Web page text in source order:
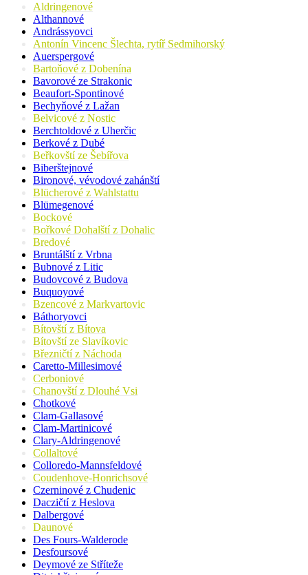
Aldringenové
Althannové
Andrássyovci
Antonín Vincenc Šlechta, rytíř Sedmihorský
Auerspergové
Bartoňové z Dobenína
Bavorové ze Strakonic
Beaufort-Spontinové
Bechyňové z Lažan
Belvicové z Nostic
Berchtoldové z Uherčic
Berkové z Dubé
Beřkovští ze Šebířova
Biberštejnové
Bironové, vévodové zahánští
Blücherové z Wahlstattu
Blümegenové
Bockové
Bořkové Dohalští z Dohalic
Bredové
Bruntálští z Vrbna
Bubnové z Litic
Budovcové z Budova
Buquoyové
Bzencové z Markvartovic
Báthoryovci
Bítovští z Bítova
Bítovští ze Slavíkovic
Březničtí z Náchoda
Caretto-Millesimové
Cerboniové
Chanovští z Dlouhé Vsi
Chotkové
Clam-Gallasové
Clam-Martinicové
Clary-Aldringenové
Collaltové
Colloredo-Mannsfeldové
Coudenhove-Honrichsové
Czerninové z Chudenic
Daczičtí z Heslova
Dalbergové
Daunové
Des Fours-Walderode
Desfoursové
Deymové ze Stříteže